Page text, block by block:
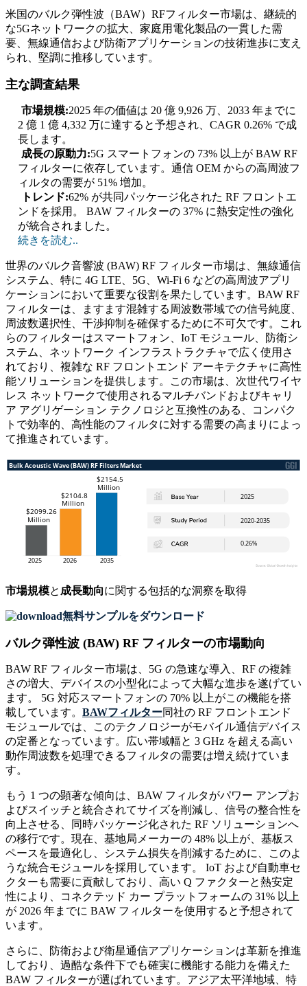
米国のバルク弾性波（BAW）RFフィルター市場は、継続的
な5Gネットワ​​ークの拡大、家庭用電化製品の一貫した需
要、無線通信および防衛アプリケーションの技術進歩に支え
られ、堅調に推移しています。
主な調査結果
市場規模:2025 年の価値は 20 億 9,926 万、2033 年までに
2 億 1 億 4,332 万に達すると予想され、CAGR 0.26% で成
長します。
成長の原動力:5G スマートフォンの 73% 以上が BAW RF
フィルターに依存しています。通信 OEM からの高周波フ
ィルタの需要が 51% 増加。
トレンド:62% が共同パッケージ化された RF フロントエ
ンドを採用。 BAW フィルターの 37% に熱安定性の強化
が統合されました。
続きを読む..
世界のバルク音響波 (BAW) RF フィルター市場は、無線通信
システム、特に 4G LTE、5G、Wi-Fi 6 などの高周波アプリ
ケーションにおいて重要な役割を果たしています。BAW RF
フィルターは、ますます混雑する周波数帯域での信号純度、
周波数選択性、干渉抑制を確保するために不可欠です。これ
らのフィルターはスマートフォン、IoT モジュール、防衛シ
ステム、ネットワーク インフラストラクチャで広く使用さ
れており、複雑な RF フロントエンド アーキテクチャに高性
能ソリューションを提供します。この市場は、次世代ワイヤ
レス ネットワークで使用されるマルチバンドおよびキャリ
ア アグリゲーション テクノロジと互換性のある、コンパク
トで効率的、高性能のフィルタに対する需要の高まりによっ
て推進されています。
市場規模と成長動向に関する包括的な洞察を取得
無料サンプルをダウンロード
バルク弾性波 (BAW) RF フィルターの市場動向
BAW RF フィルター市場は、5G の急速な導入、RF の複雑
さの増大、デバイスの小型化によって大幅な進歩を遂げてい
ます。 5G 対応スマートフォンの 70% 以上がこの機能を搭
載しています。 BAWフィルター同社の RF フロントエンド
モジュールでは、このテクノロジーがモバイル通信デバイス
の定番となっています。広い帯域幅と 3 GHz を超える高い
動作周波数を処理できるフィルタの需要は増え続けていま
す。
もう 1 つの顕著な傾向は、BAW フィルタがパワー アンプお
よびスイッチと統合されてサイズを削減し、信号の整合性を
向上させる、同時パッケージ化された RF ソリューションへ
の移行です。現在、基地局メーカーの 48% 以上が、基板ス
ペースを最適化し、システム損失を削減するために、このよ
うな統合モジュールを採用しています。 IoT および自動車セ
クターも需要に貢献しており、高い Q ファクターと熱安定
性により、コネクテッド カー プラットフォームの 31% 以上
が 2026 年までに BAW フィルターを使用すると予想されて
います。
さらに、防衛および衛星通信アプリケーションは革新を推進
しており、過酷な条件下でも確実に機能する能力を備えた
BAW フィルターが選ばれています。アジア太平洋地域、特